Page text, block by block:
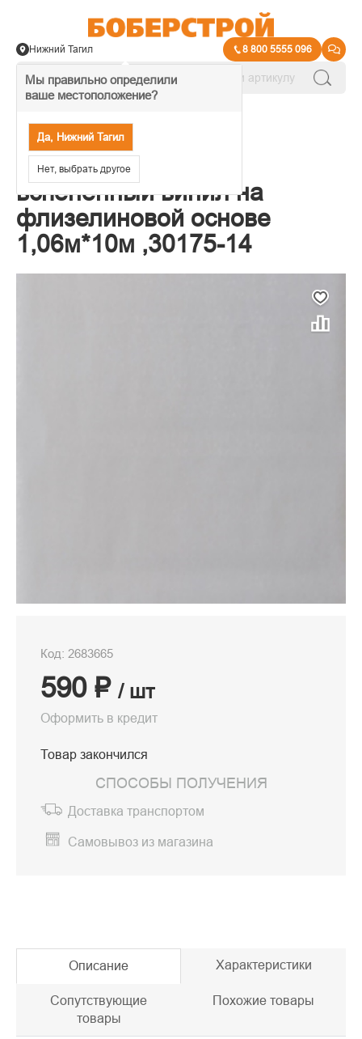
Мы правильно определили
ваше местоположение?
Да, Нижний Тагил
Нет, выбрать другое
Нижний Тагил 8 800 5555 096
Обои AS Палитра,
вспененный винил на
флизелиновой основе
1,06м*10м ,30175-14
Код: 2683665
590 ₽ / шт
Оформить в кредит
Товар закончился
СПОСОБЫ ПОЛУЧЕНИЯ
Доставка транспортом
Самовывоз из магазина
Описание Характеристики
Сопутствующие
товары
Похожие товары